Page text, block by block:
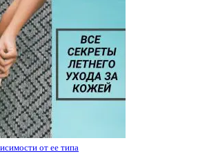
от ее типа